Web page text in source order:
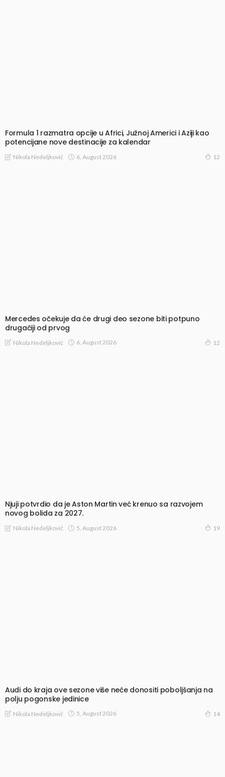
Formula 1 razmatra opcije u Africi, Južnoj Americi i Aziji kao
potencijane nove destinacije za kalendar
Nikola Nedeljković 6, August 2026 12
Mercedes očekuje da će drugi deo sezone biti potpuno
drugačiji od prvog
Nikola Nedeljković 6, August 2026 12
Njuji potvrdio da je Aston Martin već krenuo sa razvojem
novog bolida za 2027.
Nikola Nedeljković 5, August 2026 19
Audi do kraja ove sezone više neće donositi poboljšanja na
polju pogonske jedinice
Nikola Nedeljković 5, August 2026 14